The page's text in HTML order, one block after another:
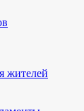
жителей